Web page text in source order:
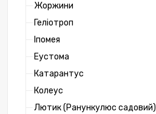
Жоржини
Геліотроп
Іпомея
Еустома
Катарантус
Колеус
Лютик (Ранункулюс садовий)